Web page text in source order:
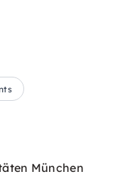
München